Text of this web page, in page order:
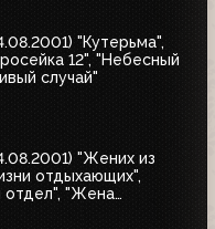
"Кутерьма",
12", "Небесный
случай"
"Жених из
отдыхающих",
отдел", "Жена